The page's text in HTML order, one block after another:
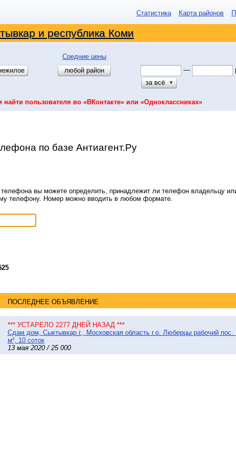
Статистика Карта районов
и республика Коми
Средние цены
любой район —
за всё
▼
пользователя во «ВКонтакте» или «Одноклассниках»
по базе Антиагент.Ру
вы можете определить, принадлежит ли телефон владельцу или
телефону. Номер можно вводить в любом формате.
ПОСЛЕДНЕЕ ОБЪЯВЛЕНИЕ
*** УСТАРЕЛО 2277 ДНЕЙ НАЗАД ***
Сдам дом, Сыктывкар г., Московская область г.о. Люберцы рабочий пос.
м², 10 соток
13 мая 2020 / 25 000